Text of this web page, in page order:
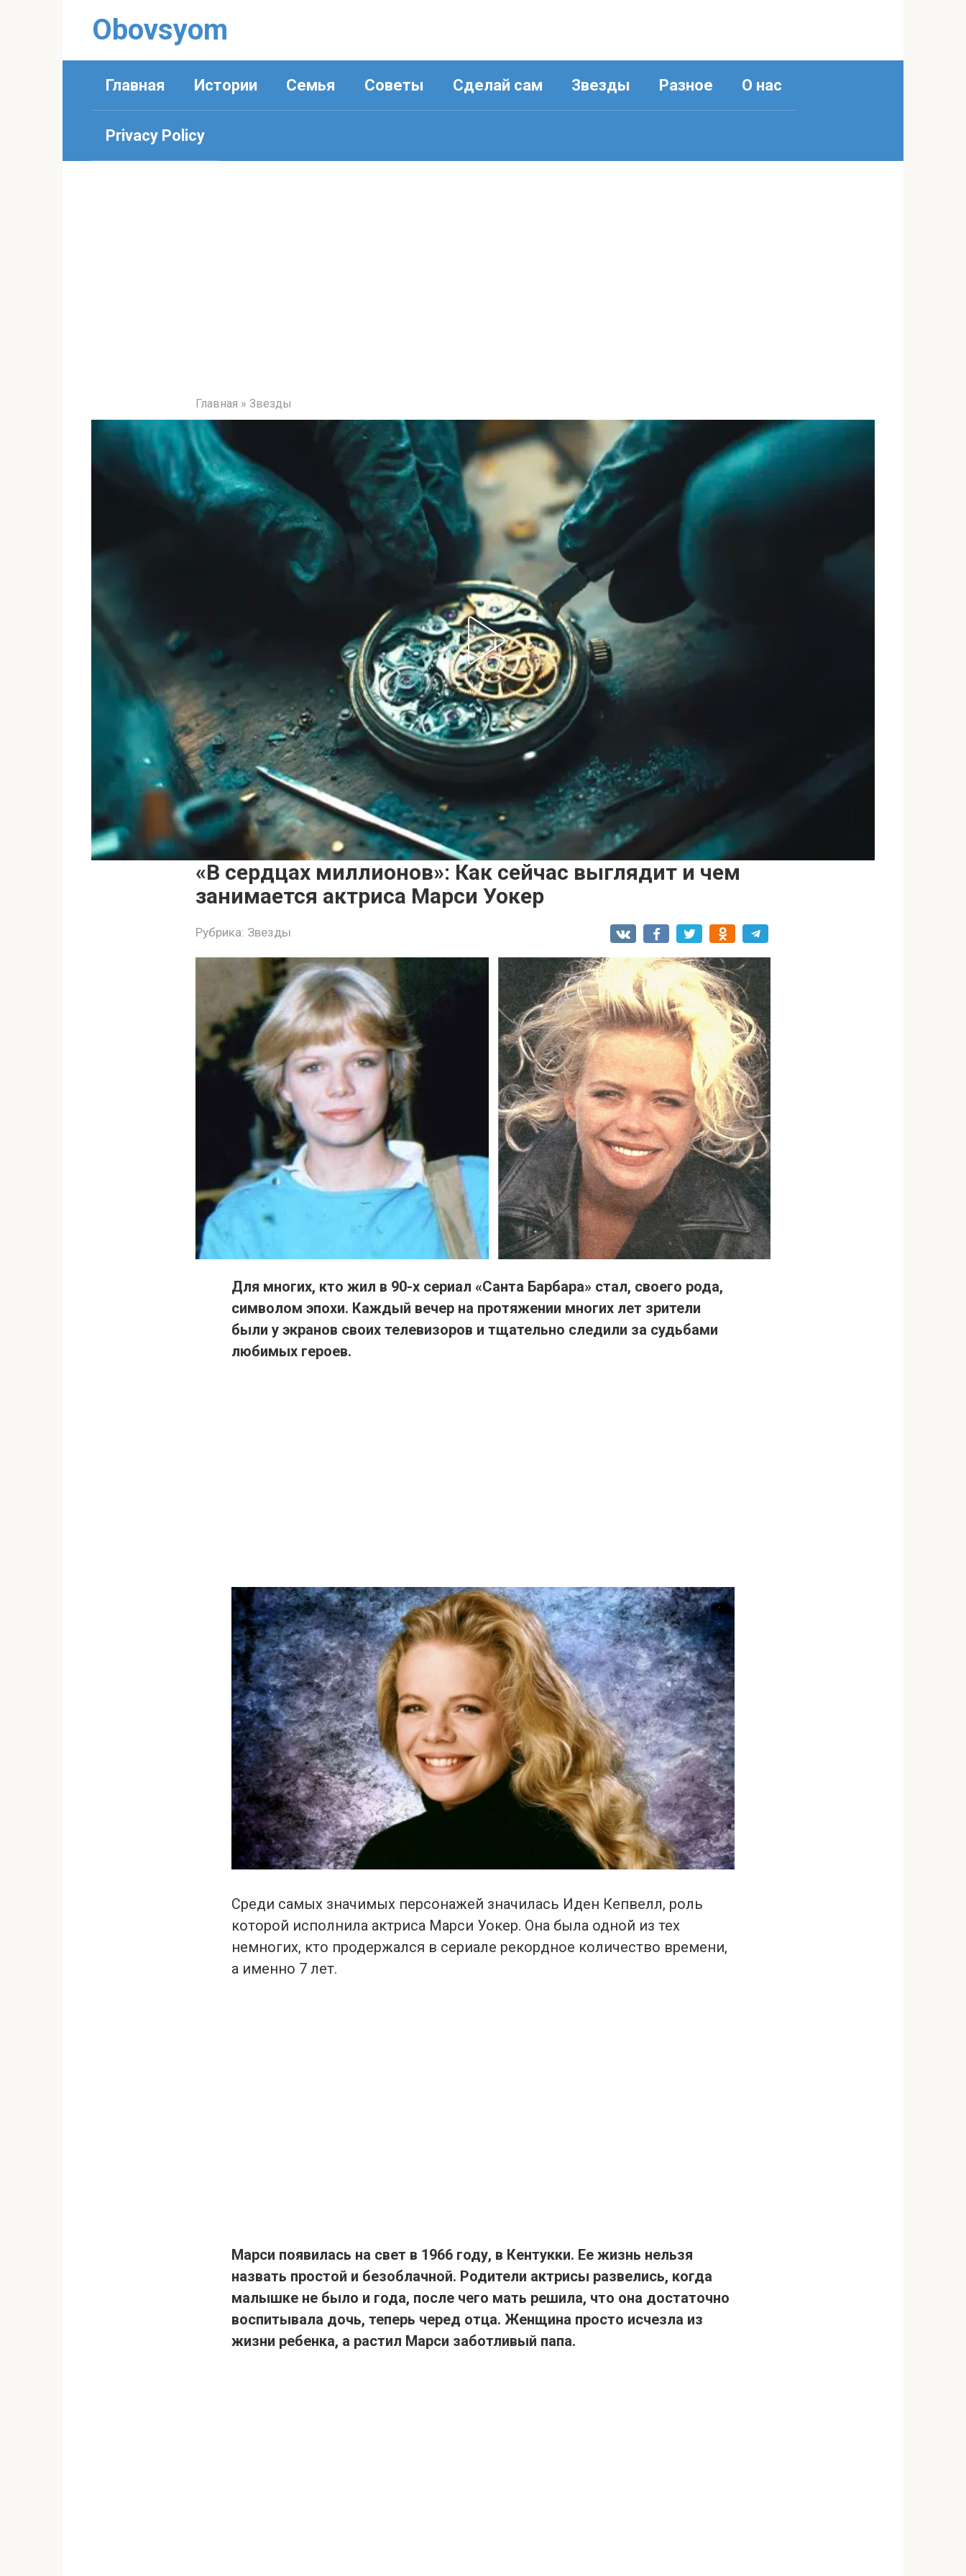
Obovsyom
Главная Истории Семья Советы Сделай сам Звезды Разное О нас
Privacy Policy
Главная » Звезды
«В сердцах миллионов»: Как сейчас выглядит и чем
занимается актриса Марси Уокер
Рубрика: Звезды
Для многих, кто жил в 90-х сериал «Санта Барбара» стал, своего рода,
символом эпохи. Каждый вечер на протяжении многих лет зрители
были у экранов своих телевизоров и тщательно следили за судьбами
любимых героев.
Среди самых значимых персонажей значилась Иден Кепвелл, роль
которой исполнила актриса Марси Уокер. Она была одной из тех
немногих, кто продержался в сериале рекордное количество времени,
а именно 7 лет.
Марси появилась на свет в 1966 году, в Кентукки. Ее жизнь нельзя
назвать простой и безоблачной. Родители актрисы развелись, когда
малышке не было и года, после чего мать решила, что она достаточно
воспитывала дочь, теперь черед отца. Женщина просто исчезла из
жизни ребенка, а растил Марси заботливый папа.